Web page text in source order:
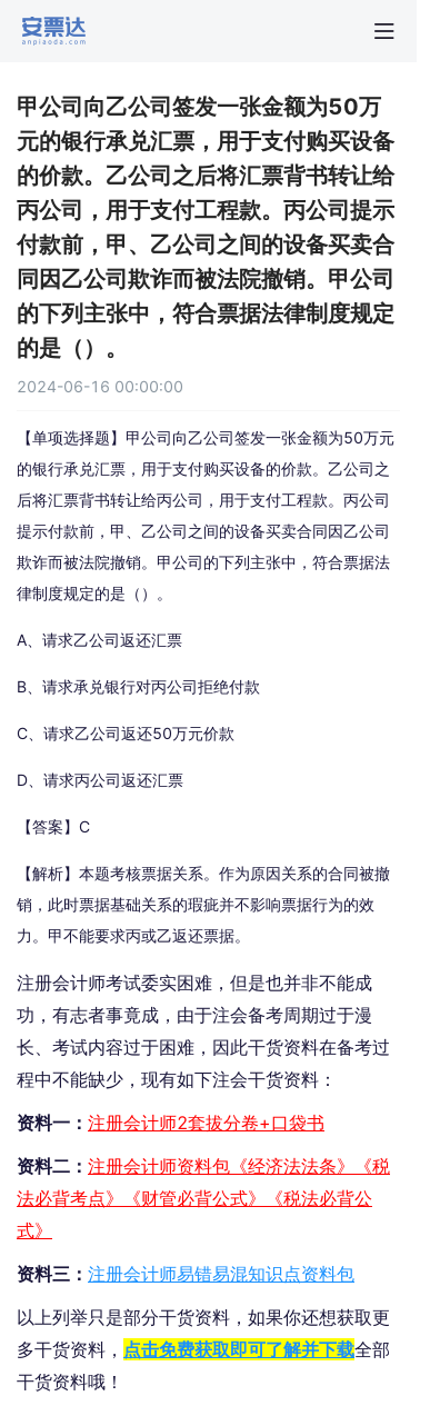
甲公司向乙公司签发一张金额为50万
元的银行承兑汇票，用于支付购买设备
的价款。乙公司之后将汇票背书转让给
丙公司，用于支付工程款。丙公司提示
付款前，甲、乙公司之间的设备买卖合
同因乙公司欺诈而被法院撤销。甲公司
的下列主张中，符合票据法律制度规定
的是（）。
2024-06-16 00:00:00
【单项选择题】甲公司向乙公司签发一张金额为50万元
的银行承兑汇票，用于支付购买设备的价款。乙公司之
后将汇票背书转让给丙公司，用于支付工程款。丙公司
提示付款前，甲、乙公司之间的设备买卖合同因乙公司
欺诈而被法院撤销。甲公司的下列主张中，符合票据法
律制度规定的是（）。
A、请求乙公司返还汇票
B、请求承兑银行对丙公司拒绝付款
C、请求乙公司返还50万元价款
D、请求丙公司返还汇票
【答案】C
【解析】本题考核票据关系。作为原因关系的合同被撤
销，此时票据基础关系的瑕疵并不影响票据行为的效
力。甲不能要求丙或乙返还票据。
注册会计师考试委实困难，但是也并非不能成
功，有志者事竟成，由于注会备考周期过于漫
长、考试内容过于困难，因此干货资料在备考过
程中不能缺少，现有如下注会干货资料：
资料一： 注册会计师2套拔分卷+口袋书
资料二： 注册会计师资料包《经济法法条》《税
法必背考点》《财管必背公式》《税法必背公
式》
资料三： 注册会计师易错易混知识点资料包
以上列举只是部分干货资料，如果你还想获取更
多干货资料， 点击免费获取即可了解并下载全部
干货资料哦！